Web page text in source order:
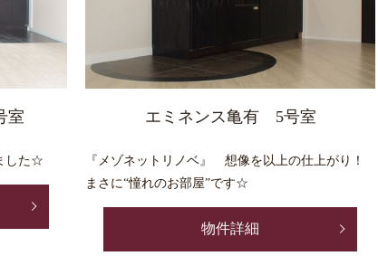
室
した☆
エミネンス亀有 5号室
『メゾネットリノベ』 想像を以上の仕上がり！
まさに“憧れのお部屋”です☆
物件詳細